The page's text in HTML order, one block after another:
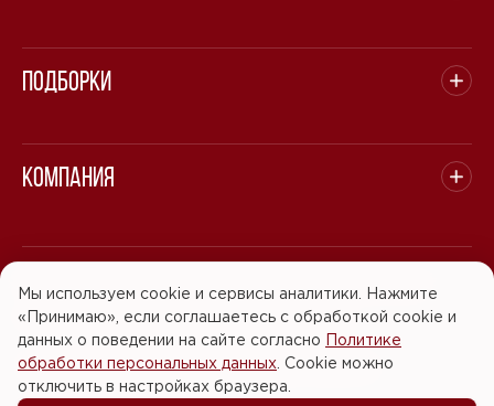
Подборки
Компания
© 2008 - 2026 ООО "БАСТЭН". Все права защищены.
Политика обработки персональных данных
Согласие на обработку персональных данных
Мы используем cookie и сервисы аналитики. Нажмите
«Принимаю», если соглашаетесь с обработкой cookie и
данных о поведении на сайте согласно Политике
обработки персональных данных . Cookie можно
отключить в настройках браузера.